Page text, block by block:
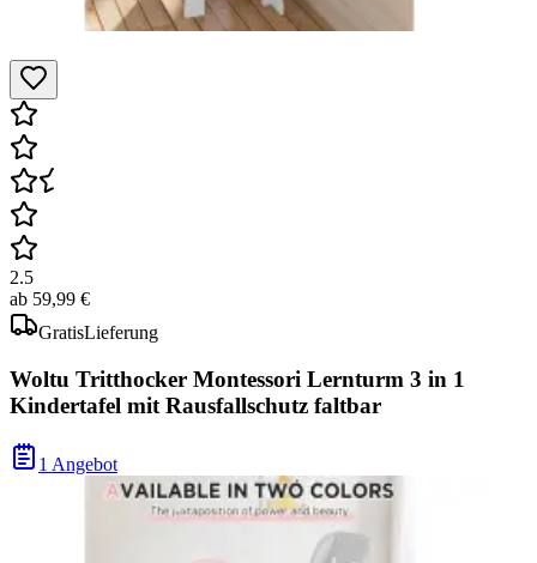
2.5
ab 59,99 €
GratisLieferung
Woltu Tritthocker Montessori Lernturm 3 in 1
Kindertafel mit Rausfallschutz faltbar
1 Angebot